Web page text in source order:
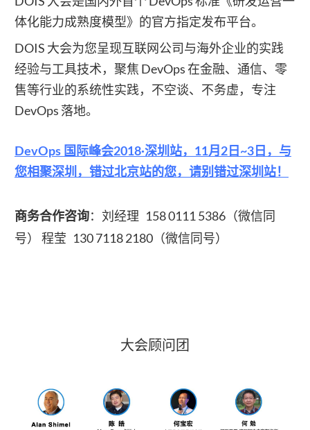
体化能力成熟度模型》的官方指定发布平台。
DOIS 大会为您呈现互联网公司与海外企业的实践
经验与工具技术，聚焦 DevOps 在金融、通信、零
售等行业的系统性实践，不空谈、不务虚，专注
DevOps 落地。
DevOps 国际峰会2018·深圳站，11月2日~3日，与
您相聚深圳，错过北京站的您，请别错过深圳站！
商务合作咨询：刘经理 158 0111 5386（微信同
号） 程莹 130 7118 2180（微信同号）
大会顾问团